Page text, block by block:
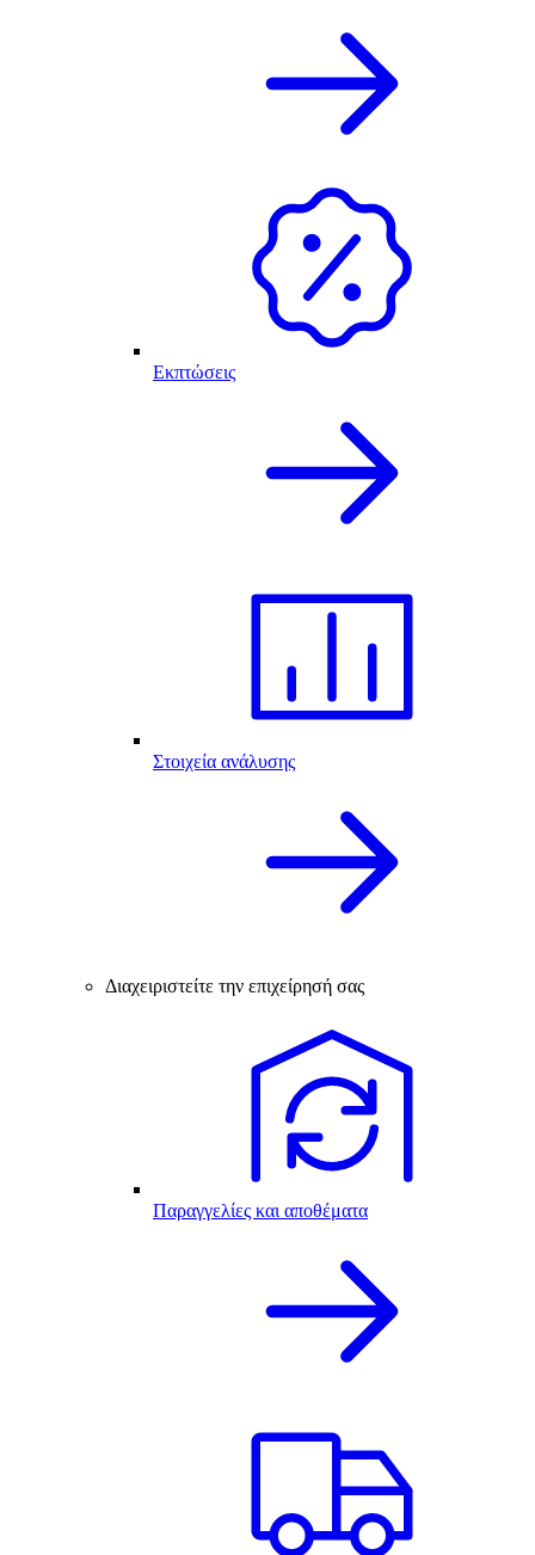
Εκπτώσεις
Στοιχεία ανάλυσης
Διαχειριστείτε την επιχείρησή σας
Παραγγελίες και αποθέματα